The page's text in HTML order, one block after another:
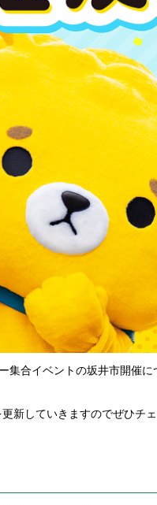
集合イベントの坂井市開催
新していきますのでぜひチ